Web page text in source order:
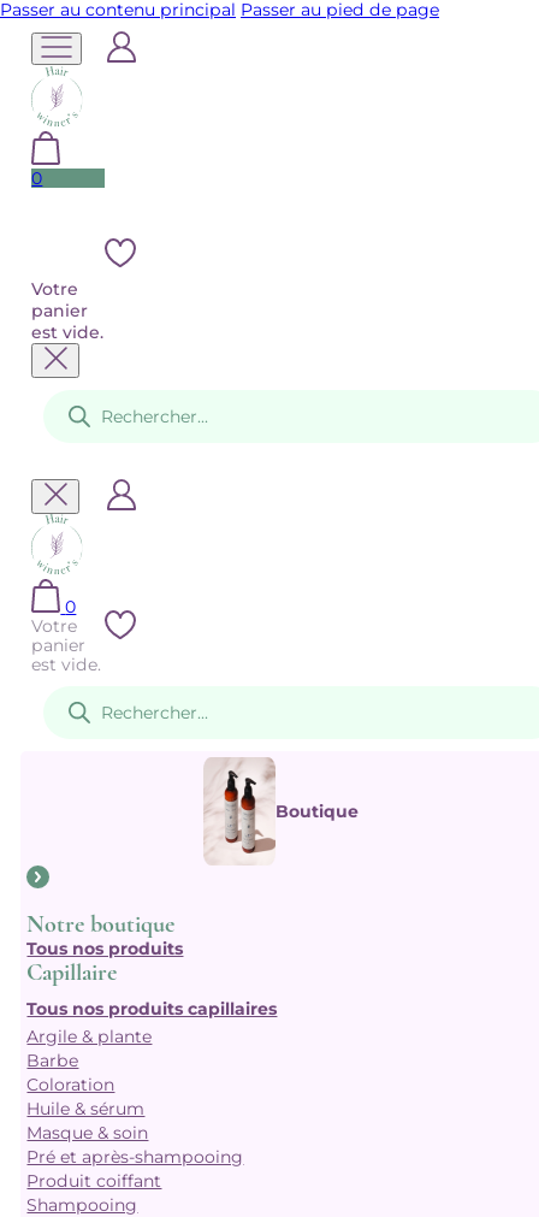
Passer au contenu principal Passer au pied de page
0
Votre
panier
est vide.
produits
0
Votre
panier
est vide.
produits
Boutique
Notre boutique
Tous nos produits
Capillaire
Tous nos produits capillaires
Argile & plante
Barbe
Coloration
Huile & sérum
Masque & soin
Pré et après-shampooing
Produit coiffant
Shampooing